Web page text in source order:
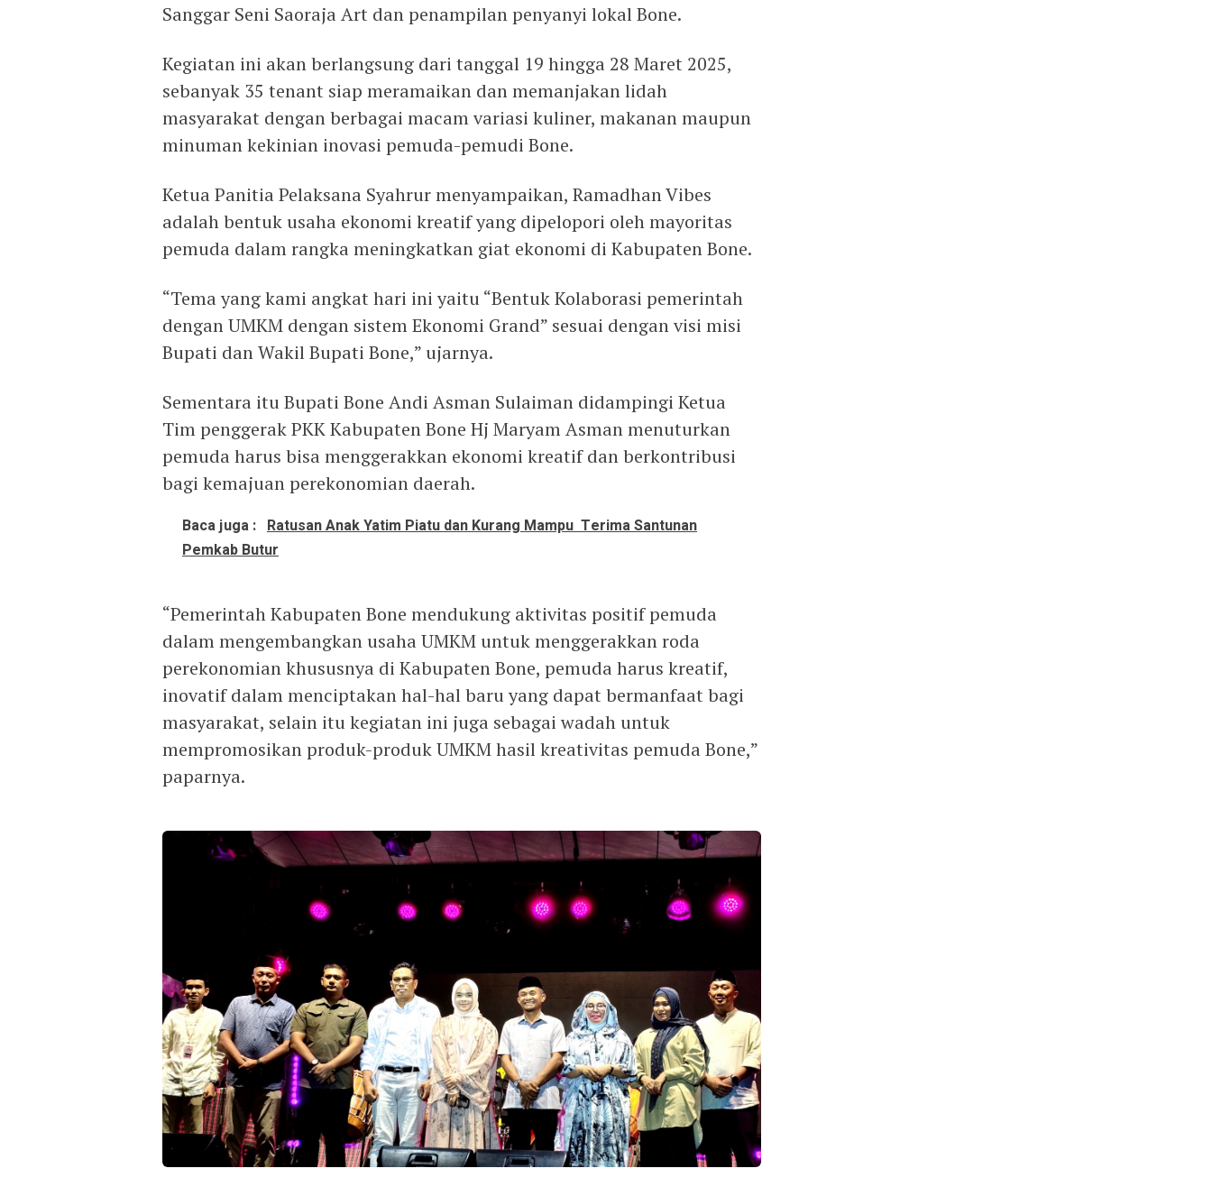
Sanggar Seni Saoraja Art dan penampilan penyanyi lokal Bone.
Kegiatan ini akan berlangsung dari tanggal 19 hingga 28 Maret 2025,
sebanyak 35 tenant siap meramaikan dan memanjakan lidah
masyarakat dengan berbagai macam variasi kuliner, makanan maupun
minuman kekinian inovasi pemuda-pemudi Bone.
Ketua Panitia Pelaksana Syahrur menyampaikan, Ramadhan Vibes
adalah bentuk usaha ekonomi kreatif yang dipelopori oleh mayoritas
pemuda dalam rangka meningkatkan giat ekonomi di Kabupaten Bone.
“Tema yang kami angkat hari ini yaitu “Bentuk Kolaborasi pemerintah
dengan UMKM dengan sistem Ekonomi Grand” sesuai dengan visi misi
Bupati dan Wakil Bupati Bone,” ujarnya.
Sementara itu Bupati Bone Andi Asman Sulaiman didampingi Ketua
Tim penggerak PKK Kabupaten Bone Hj Maryam Asman menuturkan
pemuda harus bisa menggerakkan ekonomi kreatif dan berkontribusi
bagi kemajuan perekonomian daerah.
Baca juga : Ratusan Anak Yatim Piatu dan Kurang Mampu Terima Santunan
Pemkab Butur
“Pemerintah Kabupaten Bone mendukung aktivitas positif pemuda
dalam mengembangkan usaha UMKM untuk menggerakkan roda
perekonomian khususnya di Kabupaten Bone, pemuda harus kreatif,
inovatif dalam menciptakan hal-hal baru yang dapat bermanfaat bagi
masyarakat, selain itu kegiatan ini juga sebagai wadah untuk
mempromosikan produk-produk UMKM hasil kreativitas pemuda Bone,”
paparnya.